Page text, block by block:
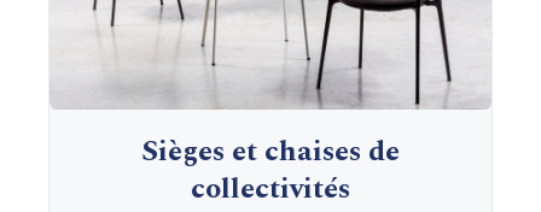
Sièges et chaises de
collectivités